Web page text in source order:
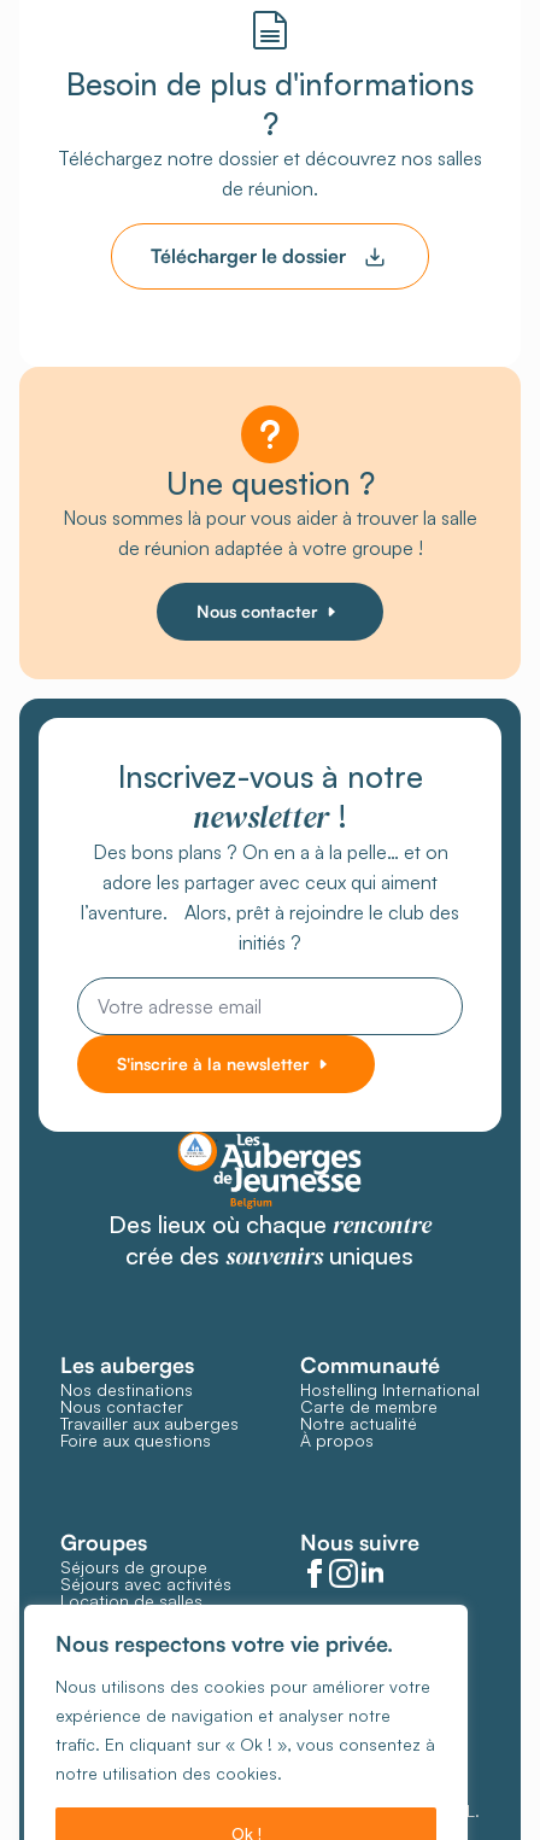
Besoin de plus d'informations
?
Téléchargez notre dossier et découvrez nos salles
de réunion.
Télécharger le dossier
Une question ?
Nous sommes là pour vous aider à trouver la salle
de réunion adaptée à votre groupe !
Nous contacter
Inscrivez-vous à notre
newsletter!
Des bons plans ? On en a à la pelle… et on
adore les partager avec ceux qui aiment
l’aventure. Alors, prêt à rejoindre le club des
initiés ?
Email
S'inscrire à la newsletter
Des lieux où chaque rencontre
crée dessouvenirsuniques
Les auberges
Nos destinations
Nous contacter
Travailler aux auberges
Foire aux questions
Communauté
Hostelling International
Carte de membre
Notre actualité
À propos
Groupes
Séjours de groupe
Séjours avec activités
Location de salles
Nous suivre
Gérer les cookies
Conditions générales
Politique de confidentialité
Charte de gestion éthique des revenus
© Copyright 2026, Les Auberges de Jeunesse ASBL.
Nous respectons votre vie privée.
Nous utilisons des cookies pour améliorer votre
expérience de navigation et analyser notre
trafic. En cliquant sur « Ok ! », vous consentez à
notre utilisation des cookies.
Ok !